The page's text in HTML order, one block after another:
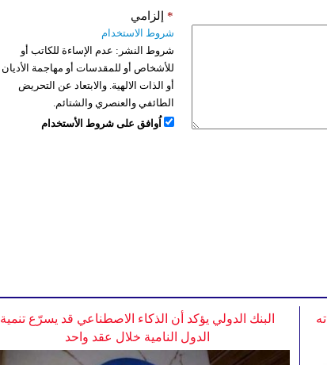
إلزامي *
شروط الاستخدام
شروط النشر: عدم الإساءة للكاتب أو
للأشخاص أو للمقدسات أو مهاجمة الأديان
أو الذات الالهية. والابتعاد عن التحريض
الطائفي والعنصري والشتائم.
اُوافق على شروط الأستخدام
البنك الدولي يؤكد أن الذكاء الاصطناعي قد يسرّع تنمية
الدول النامية خلال عقد واحد